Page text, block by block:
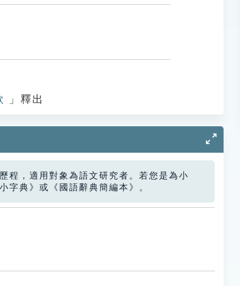
」釋出
程，適用對象為語文研究者。若您是為小
字典》或《國語辭典簡編本》。